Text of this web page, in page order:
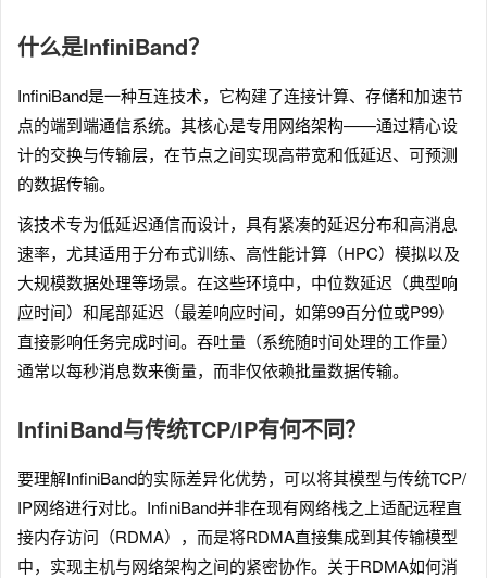
什么是InfiniBand？
InfiniBand是一种互连技术，它构建了连接计算、存储和加速节
点的端到端通信系统。其核心是专用网络架构——通过精心设
计的交换与传输层，在节点之间实现高带宽和低延迟、可预测
的数据传输。
该技术专为低延迟通信而设计，具有紧凑的延迟分布和高消息
速率，尤其适用于分布式训练、高性能计算（HPC）模拟以及
大规模数据处理等场景。在这些环境中，中位数延迟（典型响
应时间）和尾部延迟（最差响应时间，如第99百分位或P99）
直接影响任务完成时间。吞吐量（系统随时间处理的工作量）
通常以每秒消息数来衡量，而非仅依赖批量数据传输。
InfiniBand与传统TCP/IP有何不同？
要理解InfiniBand的实际差异化优势，可以将其模型与传统TCP/
IP网络进行对比。InfiniBand并非在现有网络栈之上适配远程直
接内存访问（RDMA），而是将RDMA直接集成到其传输模型
中，实现主机与网络架构之间的紧密协作。关于RDMA如何消